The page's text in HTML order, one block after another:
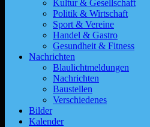
Kultur & Gesellschaft
Politik & Wirtschaft
Sport & Vereine
Handel & Gastro
Gesundheit & Fitness
Nachrichten
Blaulichtmeldungen
Nachrichten
Baustellen
Verschiedenes
Bilder
Kalender